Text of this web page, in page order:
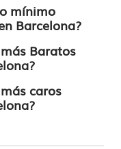
mínimo
Barcelona?
Baratos
caros